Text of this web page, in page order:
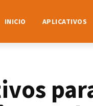
INICIO APLICATIVOS